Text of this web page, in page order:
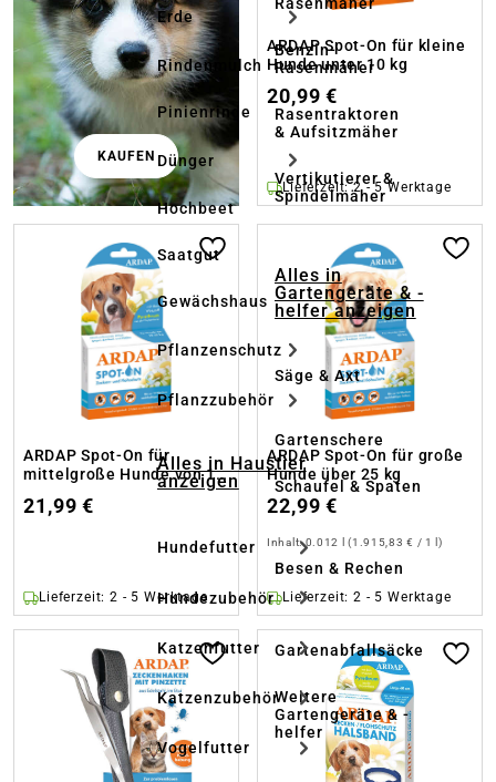
Erde
Rindenmulch
Pinienrinde
Dünger
Hochbeet
Saatgut
Gewächshaus
Pflanzenschutz
Pflanzzubehör
Alles in Haustier
anzeigen
Hundefutter
Hundezubehör
Katzenfutter
Katzenzubehör
Vogelfutter
Benzin-
Rasenmäher
Rasentraktoren
& Aufsitzmäher
Vertikutierer &
Spindelmäher
Alles in
Gartengeräte & -
helfer anzeigen
Säge & Axt
Gartenschere
Schaufel & Spaten
Besen & Rechen
Gartenabfallsäcke
Weitere
Gartengeräte & -
helfer
KAUFEN
ARDAP Spot-On für kleine
Hunde unter 10 kg
20,99 €
Lieferzeit: 2 - 5 Werktage
ARDAP Spot-On für
mittelgroße Hunde von 10
21,99 €
Lieferzeit: 2 - 5 Werktage
ARDAP Spot-On für große
Hunde über 25 kg
22,99 €
Inhalt:0.012 l(1.915,83 € / 1 l)
Lieferzeit: 2 - 5 Werktage